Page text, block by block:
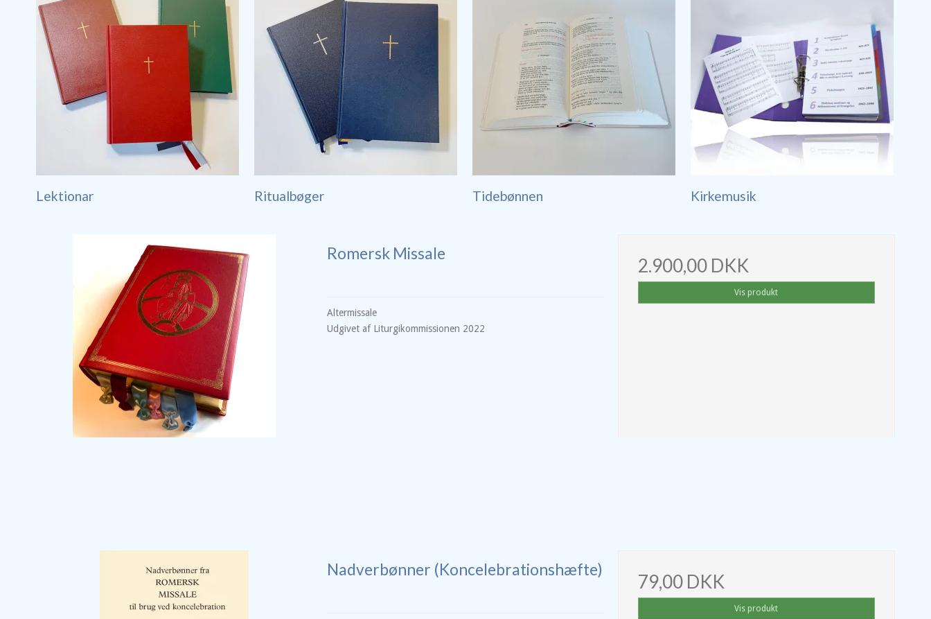
Lektionar Ritualbøger Tidebønnen Kirkemusik
Romersk Missale
Altermissale
Udgivet af Liturgikommissionen 2022
2.900,00 DKK
Vis produkt
Nadverbønner (Koncelebrationshæfte)
79,00 DKK
Vis produkt